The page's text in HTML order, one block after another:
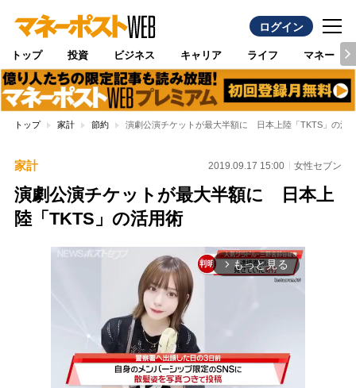
ログイン
トップ 投資 ビジネス キャリア ライフ マネー
トップ 家計 節約 演劇公演チケットが最大半額に 日本上陸「TKTS」の活
家計 2019.09.17 15:00 女性セブン
演劇公演チケットが最大半額に 日本上
陸「TKTS」の活用術
arrow_forward_ios もっと見る